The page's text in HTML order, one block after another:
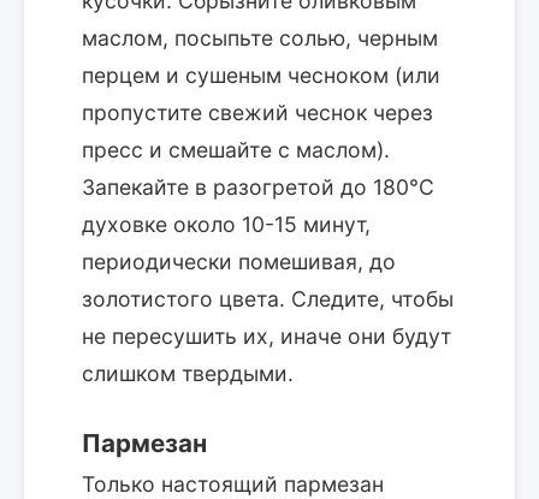
маслом, посыпьте солью, черным
перцем и сушеным чесноком (или
пропустите свежий чеснок через
пресс и смешайте с маслом).
Запекайте в разогретой до 180°C
духовке около 10-15 минут,
периодически помешивая, до
золотистого цвета. Следите, чтобы
не пересушить их, иначе они будут
слишком твердыми.
Пармезан
Только настоящий пармезан